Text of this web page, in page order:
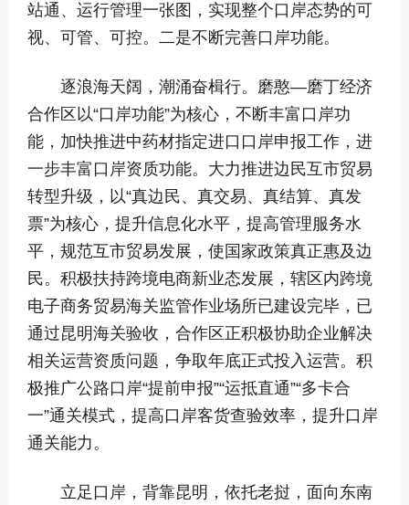
站通、运行管理一张图，实现整个口岸态势的可
视、可管、可控。二是不断完善口岸功能。
逐浪海天阔，潮涌奋楫行。磨憨—磨丁经济
合作区以“口岸功能”为核心，不断丰富口岸功
能，加快推进中药材指定进口口岸申报工作，进
一步丰富口岸资质功能。大力推进边民互市贸易
转型升级，以“真边民、真交易、真结算、真发
票”为核心，提升信息化水平，提高管理服务水
平，规范互市贸易发展，使国家政策真正惠及边
民。积极扶持跨境电商新业态发展，辖区内跨境
电子商务贸易海关监管作业场所已建设完毕，已
通过昆明海关验收，合作区正积极协助企业解决
相关运营资质问题，争取年底正式投入运营。积
极推广公路口岸“提前申报”“运抵直通”“多卡合
一”通关模式，提高口岸客货查验效率，提升口岸
通关能力。
立足口岸，背靠昆明，依托老挝，面向东南